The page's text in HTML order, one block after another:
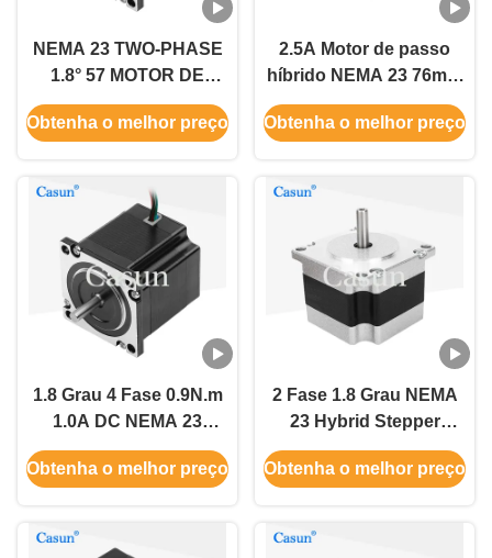
NEMA 23 TWO-PHASE
1.8° 57 MOTOR DE
PASSO 54MM CORPO
2.8A Máquinas têxteis
Obtenha o melhor preço
2.5A Motor de passo
híbrido NEMA 23 76mm
Corpo 1.5N.M Para
Máquina CNC
Obtenha o melhor preço
1.8 Grau 4 Fase 0.9N.m
1.0A DC NEMA 23
Hybrid Stepper Motor
Para Robot CNC
Obtenha o melhor preço
2 Fase 1.8 Grau NEMA
23 Hybrid Stepper
Motor Stepper Motor Kit
CNC com CE
Obtenha o melhor preço